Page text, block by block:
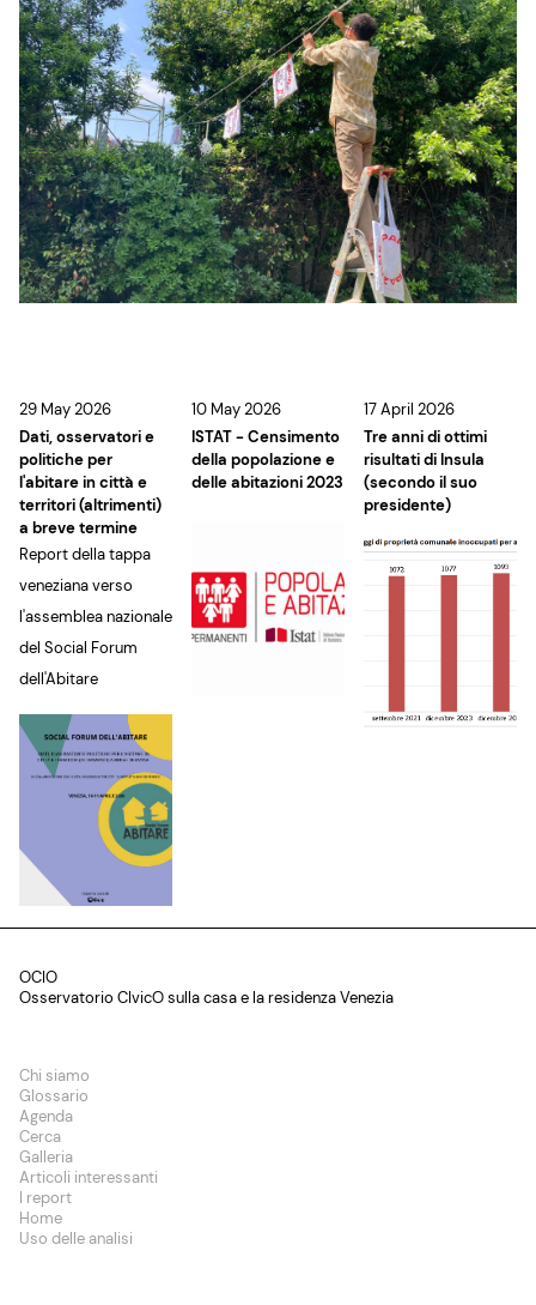
29 May 2026
Dati, osservatori e
politiche per
l'abitare in città e
territori (altrimenti)
a breve termine
Report della tappa
veneziana verso
l'assemblea nazionale
del Social Forum
dell'Abitare
10 May 2026
ISTAT - Censimento
della popolazione e
delle abitazioni 2023
17 April 2026
Tre anni di ottimi
risultati di Insula
(secondo il suo
presidente)
OCIO
Osservatorio CIvicO sulla casa e la residenza Venezia
Chi siamo
Glossario
Agenda
Cerca
Galleria
Articoli interessanti
I report
Home
Uso delle analisi